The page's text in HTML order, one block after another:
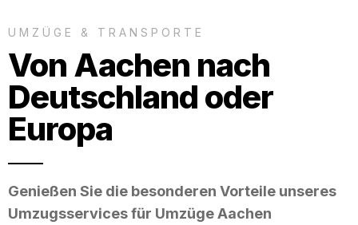
UMZÜGE & TRANSPORTE
Von Aachen nach
Deutschland oder
Europa
Genießen Sie die besonderen Vorteile unseres
Umzugsservices für Umzüge Aachen